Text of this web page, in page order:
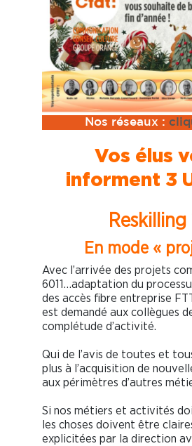
Nos réseaux :
Vos élus
informent 3
Reskilling
En mode «
Avec l’arrivée des projets
6011…adaptation du
des accès fibre entreprise
est demandé aux collègues
complétude d’activité.
Qui de l’avis de toutes et
plus à l’acquisition de
aux périmètres d’autres
Si nos métiers et activités
les choses doivent être
explicitées par la direction